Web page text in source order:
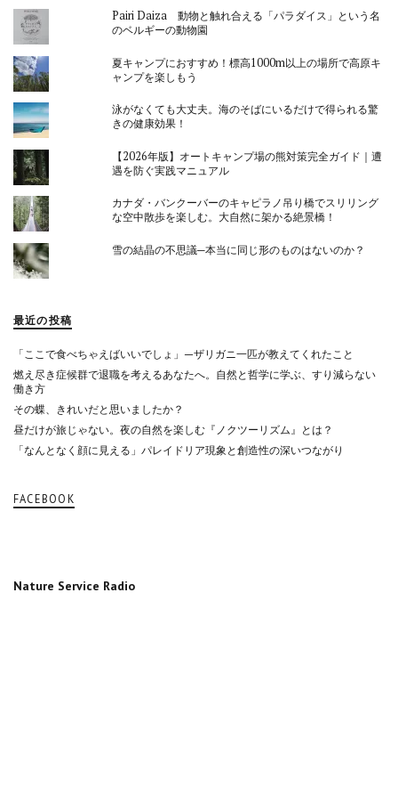
Pairi Daiza 動物と触れ合える「パラダイス」という名
のベルギーの動物園
夏キャンプにおすすめ！標高1000m以上の場所で高原キ
ャンプを楽しもう
泳がなくても大丈夫。海のそばにいるだけで得られる驚
きの健康効果！
【2026年版】オートキャンプ場の熊対策完全ガイド｜遭
遇を防ぐ実践マニュアル
カナダ・バンクーバーのキャピラノ吊り橋でスリリング
な空中散歩を楽しむ。大自然に架かる絶景橋！
雪の結晶の不思議─本当に同じ形のものはないのか？
最近の投稿
「ここで食べちゃえばいいでしょ」—ザリガニ一匹が教えてくれたこと
燃え尽き症候群で退職を考えるあなたへ。自然と哲学に学ぶ、すり減らない
働き方
その蝶、きれいだと思いましたか？
昼だけが旅じゃない。夜の自然を楽しむ『ノクツーリズム』とは？
「なんとなく顔に見える」パレイドリア現象と創造性の深いつながり
FACEBOOK
Nature Service Radio